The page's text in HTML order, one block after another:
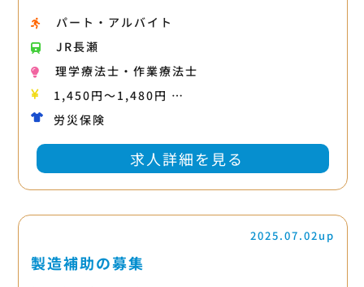
パート・アルバイト
JR長瀬
理学療法士・作業療法士
1,450円〜1,480円 …
労災保険
求人詳細を見る
2025.07.02up
製造補助の募集